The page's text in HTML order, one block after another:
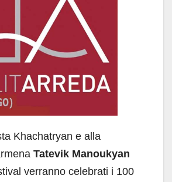
Khachatryan e alla
Tatevik Manoukyan
verranno celebrati i 100